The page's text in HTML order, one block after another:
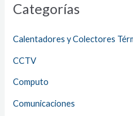
Categorías
Calentadores y Colectores
CCTV
Computo
Comunicaciones